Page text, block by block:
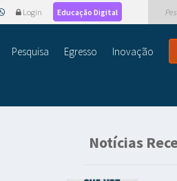
Login Educação Digital
Pesquisa Egresso Inovação
Notícias